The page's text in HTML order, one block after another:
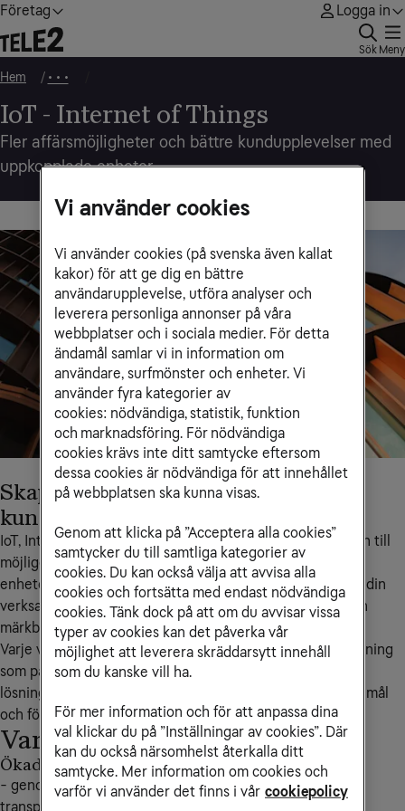
Företag Logga in
Sök Meny
Hem • • •
IoT - Internet of Things
Fler affärsmöjligheter och bättre kundupplevelser med
uppkopplade enheter
Skapa bättre service och starkare
kundupplevelser med IoT
IoT, Internet of Things, har snabbt vuxit från framtidsvision till
möjliggörare här och nu. Genom uppkopplade produkter,
enheter och tjänster kan du som företagare effektivisera din
verksamhet, sänka kostnaderna och samtidigt leverera en
märkbart bättre kundupplevelse.
Varje verksamhet är unik, och det finns ingen standardlösning
som passar alla. Det är just därför IoT är så kraftfullt –
lösningarna kan anpassas exakt efter ditt företags behov, mål
och förutsättningar.
Varför välja IoT från Tele2?
Ökad kundnöjdhet
- genom bättre tillgänglighet, snabbare service och ökad
transparens.
Vi använder cookies
Vi använder cookies (på svenska även kallat
kakor) för att ge dig en bättre
användarupplevelse, utföra analyser och
leverera personliga annonser på våra
webbplatser och i sociala medier. För detta
ändamål samlar vi in information om
användare, surfmönster och enheter. Vi
använder fyra kategorier av
cookies: nödvändiga, statistik, funktion
och marknadsföring. För nödvändiga
cookies krävs inte ditt samtycke eftersom
dessa cookies är nödvändiga för att innehållet
på webbplatsen ska kunna visas.
Genom att klicka på ”Acceptera alla cookies”
samtycker du till samtliga kategorier av
cookies. Du kan också välja att avvisa alla
cookies och fortsätta med endast nödvändiga
cookies. Tänk dock på att om du avvisar vissa
typer av cookies kan det påverka vår
möjlighet att leverera skräddarsytt innehåll
som du kanske vill ha.
För mer information och för att anpassa dina
val klickar du på ”Inställningar av cookies”. Där
kan du också närsomhelst återkalla ditt
samtycke. Mer information om cookies och
varför vi använder det finns i vår cookiepolicy